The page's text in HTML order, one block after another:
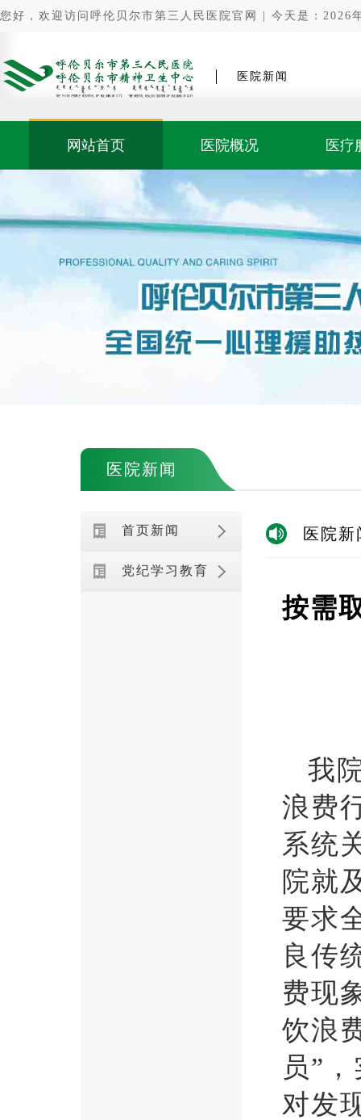
您好，欢迎访问呼伦贝尔市第三人民医院官网 | 今天是：2026
医院新闻
网站首页 医院概况 医疗
医院新闻
首页新闻
党纪学习教育
医院新
按需
我
浪费
系统
院就
要求
良传
费现
饮浪
员”
对发